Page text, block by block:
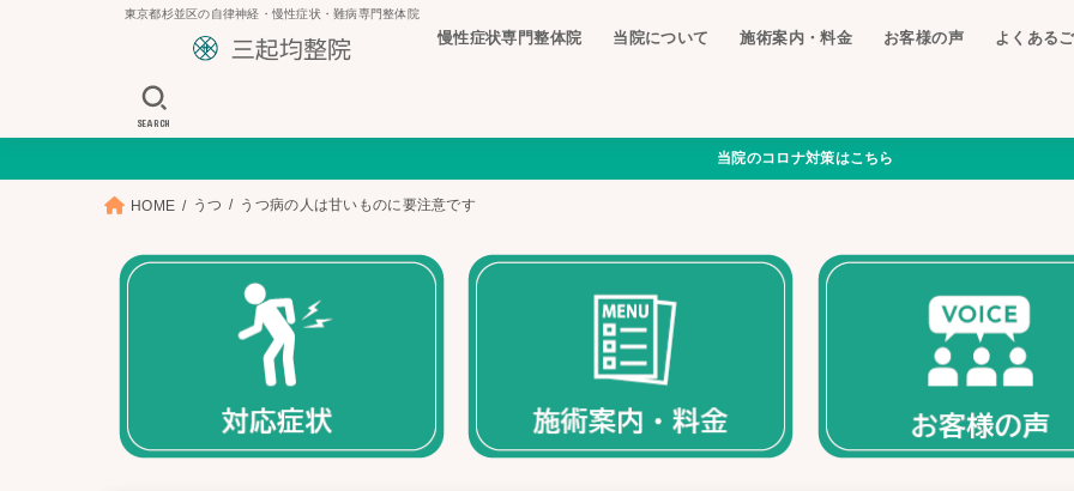
東京都杉並区の自律神経・慢性症状・難病専門整体院
慢性症状専門整体院 当院について 施術案内・料金 お客様の声 よくある
SEARCH
当院のコロナ対策はこちら
HOME うつ うつ病の人は甘いものに要注意です